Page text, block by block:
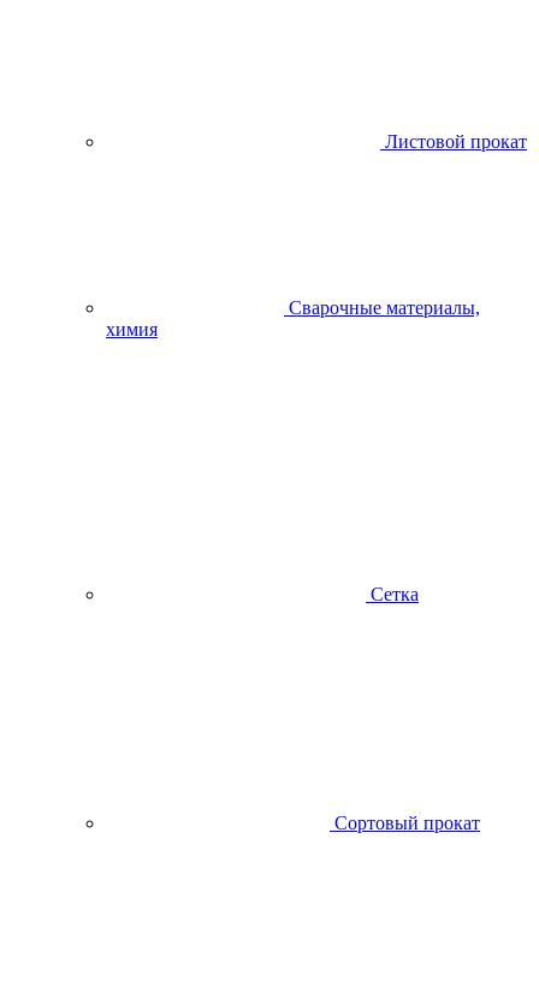
Листовой прокат
Сварочные материалы,
химия
Сетка
Сортовый прокат